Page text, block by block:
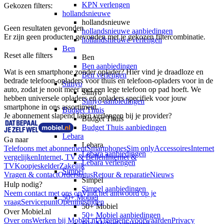
KPN verlengen
hollandsnieuwe
hollandsnieuwe
hollandsnieuwe aanbiedingen
hollandsnieuwe verlengen
Ben
Ben
Ben aanbiedingen
Ben verlengen
Simyo
Simyo
Simyo aanbiedingen
Budget Thuis
Budget Thuis
Budget Thuis aanbiedingen
Lebara
Lebara
Lebara aanbiedingen
Lebara verlengen
Simpel
Simpel
Simpel aanbiedingen
50+ Mobiel
50+ Mobiel
50+ Mobiel aanbiedingen
Gekozen filters:
Geen resultaten gevonden
Er zijn geen producten gevonden met je gekozen filtercombinatie.
Reset alle filters
Wat is een smartphone zonder oplader? Hier vind je draadloze en
bedrade telefoon-opladers voor thuis en telefoon-opladers voor in de
auto, zodat je nooit meer met een lege telefoon op pad hoeft. We
hebben universele opladers en opladers specifiek voor jouw
smartphone in ons assortiment.
Je abonnement slapend laten verlengen bij je provider?
Ga naar
Telefoons met abonnementSmartphonesSim onlyAccessoiresInternet
vergelijkenInternet, TV & BellenInternet &
TVKoopjeskelderZakelijk
Vragen & contactOrderstatusRetour & reparatieNieuws
Hulp nodig?
Neem contact met ons opVind het antwoord op je
vraagServicepuntOpeningstijden
Over Mobiel.nl
Over onsWerken bij Mobiel.nlAlgemene voorwaardenPrivacy